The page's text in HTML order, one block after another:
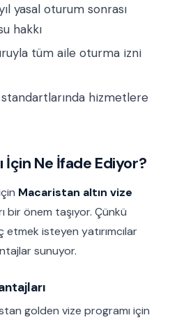
yasal oturum sonrası
hakkı
tüm aile oturma izni
hizmetlere
İçin Ne İfade Ediyor?
Macaristan altın vize
bir önem taşıyor. Çünkü
isteyen yatırımcılar
sunuyor.
golden vize programı için